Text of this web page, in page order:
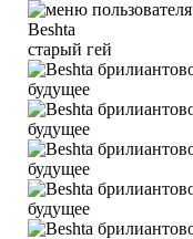
старый гей